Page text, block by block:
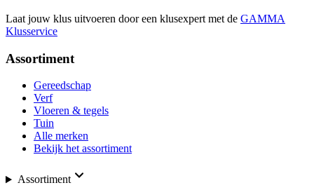
Laat jouw klus uitvoeren door een klusexpert met de GAMMA
Klusservice
Assortiment
Gereedschap
Verf
Vloeren & tegels
Tuin
Alle merken
Bekijk het assortiment
Assortiment